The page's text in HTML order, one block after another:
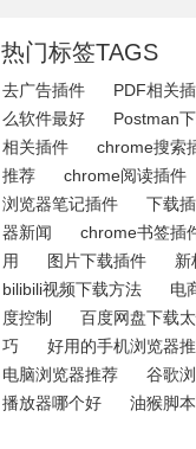
热门标签TAGS
去广告插件 PDF相关
么软件最好
Postman
相关插件
chrome搜索
推荐
chrome阅读插件
浏览器笔记插件
下载
器新闻
chrome书签插
用
图片下载插件
新
bilibili视频下载方法
电
度控制
百度网盘下载
巧
好用的手机浏览器
电脑浏览器推荐
谷歌
播放器哪个好
油猴脚